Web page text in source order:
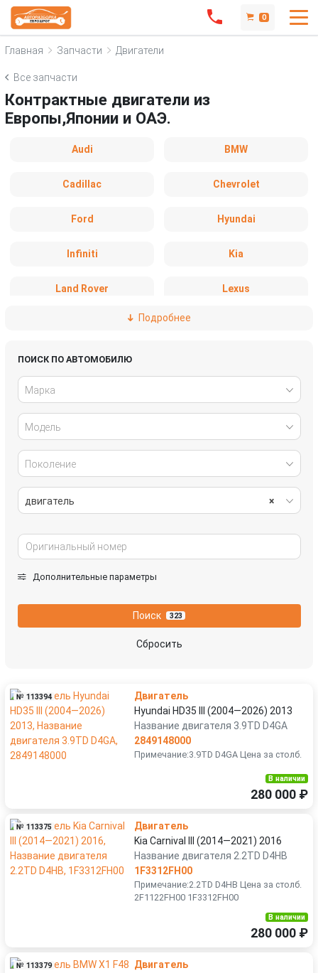
0
Главная Запчасти Двигатели
Все запчасти
Контрактные двигатели из
Европы,Японии и ОАЭ.
Audi BMW
Cadillac Chevrolet
Ford Hyundai
Infiniti Kia
Land Rover Lexus
Mitsubishi
SsangYong
Подробнее
ПОИСК ПО АВТОМОБИЛЮ
Марка
Модель
Поколение
×
двигатель
Дополнительные параметры
Поиск 323
Сбросить
№ 113394
Двигатель
Hyundai HD35 III (2004—2026) 2013
Название двигателя 3.9TD D4GA
2849148000
Примечание:3.9TD D4GA Цена за столб.
В наличии
280 000 ₽
№ 113375
Двигатель
Kia Carnival III (2014—2021) 2016
Название двигателя 2.2TD D4HB
1F3312FH00
Примечание:2.2TD D4HB Цена за столб.
2F1122FH00 1F3312FH00
В наличии
280 000 ₽
№ 113379
Двигатель